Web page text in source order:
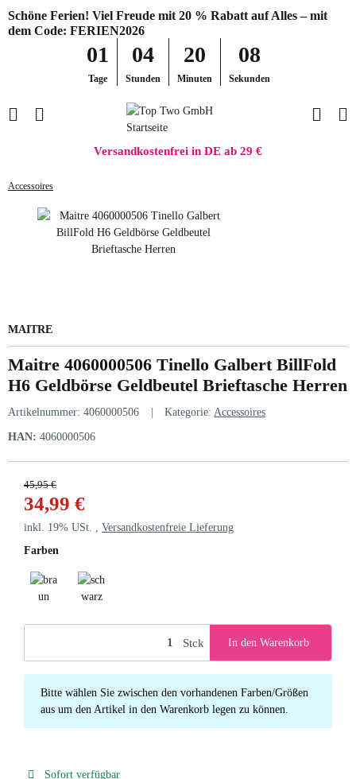
Schöne Ferien! Viel Freude mit 20 % Rabatt auf Alles – mit
dem Code: FERIEN2026
01
Tage
04
Stunden
20
Minuten
08
Sekunden
Versandkostenfrei in DE ab 29 €
Accessoires
MAITRE
Maitre 4060000506 Tinello Galbert BillFold
H6 Geldbörse Geldbeutel Brieftasche Herren
Artikelnummer: 4060000506 Kategorie: Accessoires
HAN: 4060000506
45,95 €
34,99 €
inkl. 19% USt. , Versandkostenfreie Lieferung
Farben
Stck In den Warenkorb
x
Bitte wählen Sie zwischen den vorhandenen Farben/Größen
aus um den Artikel in den Warenkorb legen zu können.
Sofort verfügbar